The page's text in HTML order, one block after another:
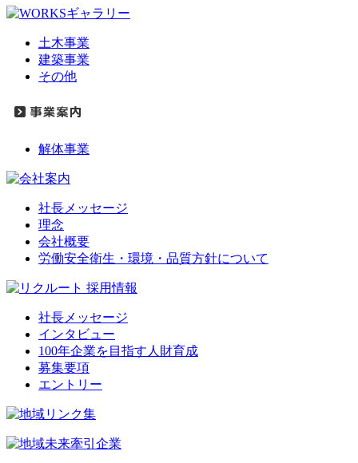
土木事業
建築事業
その他
解体事業
社長メッセージ
理念
会社概要
労働安全衛生・環境・品質方針について
社長メッセージ
インタビュー
100年企業を目指す人財育成
募集要項
エントリー